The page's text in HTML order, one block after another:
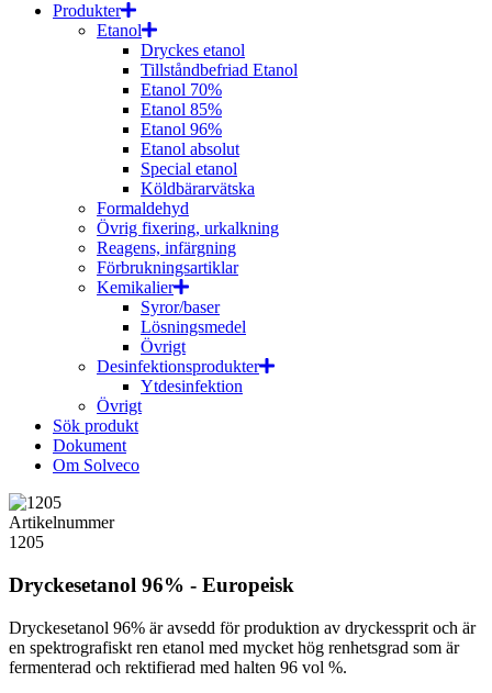
Produkter
Etanol
Dryckes etanol
Tillståndbefriad Etanol
Etanol 70%
Etanol 85%
Etanol 96%
Etanol absolut
Special etanol
Köldbärarvätska
Formaldehyd
Övrig fixering, urkalkning
Reagens, infärgning
Förbrukningsartiklar
Kemikalier
Syror/baser
Lösningsmedel
Övrigt
Desinfektionsprodukter
Ytdesinfektion
Övrigt
Sök produkt
Dokument
Om Solveco
Artikelnummer
1205
Dryckesetanol 96% - Europeisk
Dryckesetanol 96% är avsedd för produktion av dryckessprit och är
en spektrografiskt ren etanol med mycket hög renhetsgrad som är
fermenterad och rektifierad med halten 96 vol %.